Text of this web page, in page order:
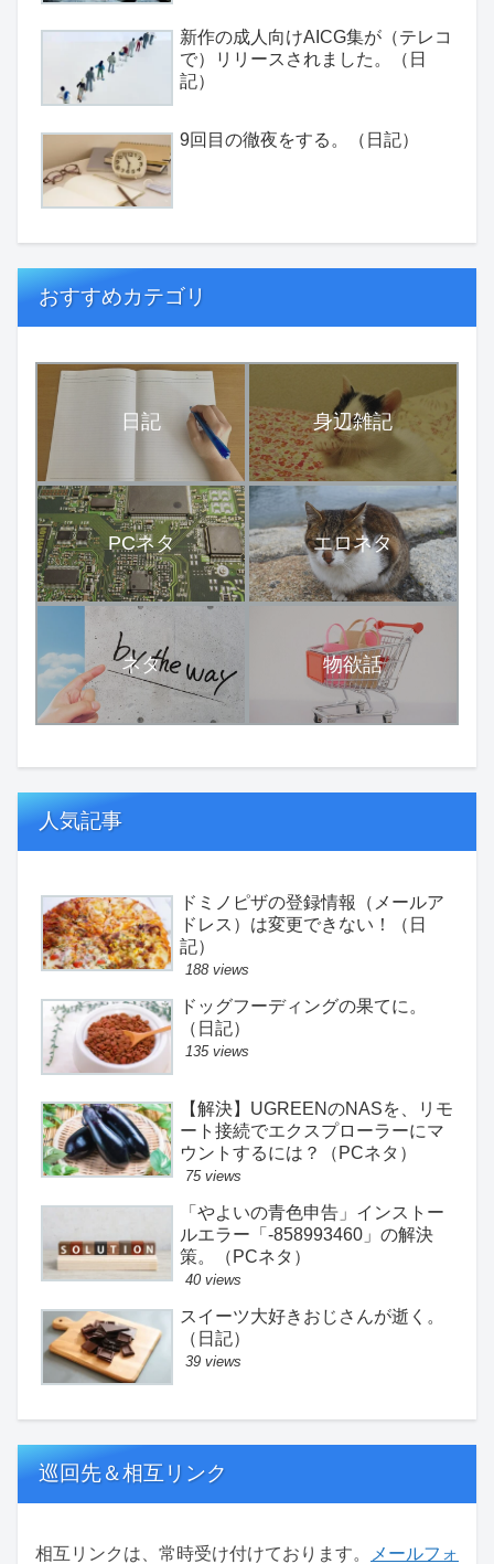
新作の成人向けAICG集が（テレコ
で）リリースされました。（日
記）
9回目の徹夜をする。（日記）
おすすめカテゴリ
日記 身辺雑記
PCネタ エロネタ
ネタ 物欲話
人気記事
ドミノピザの登録情報（メールア
ドレス）は変更できない！（日
記）
188 views
ドッグフーディングの果てに。
（日記）
135 views
【解決】UGREENのNASを、リモ
ート接続でエクスプローラーにマ
ウントするには？（PCネタ）
75 views
「やよいの青色申告」インストー
ルエラー「-858993460」の解決
策。（PCネタ）
40 views
スイーツ大好きおじさんが逝く。
（日記）
39 views
巡回先＆相互リンク
相互リンクは、常時受け付けております。
メールフォ